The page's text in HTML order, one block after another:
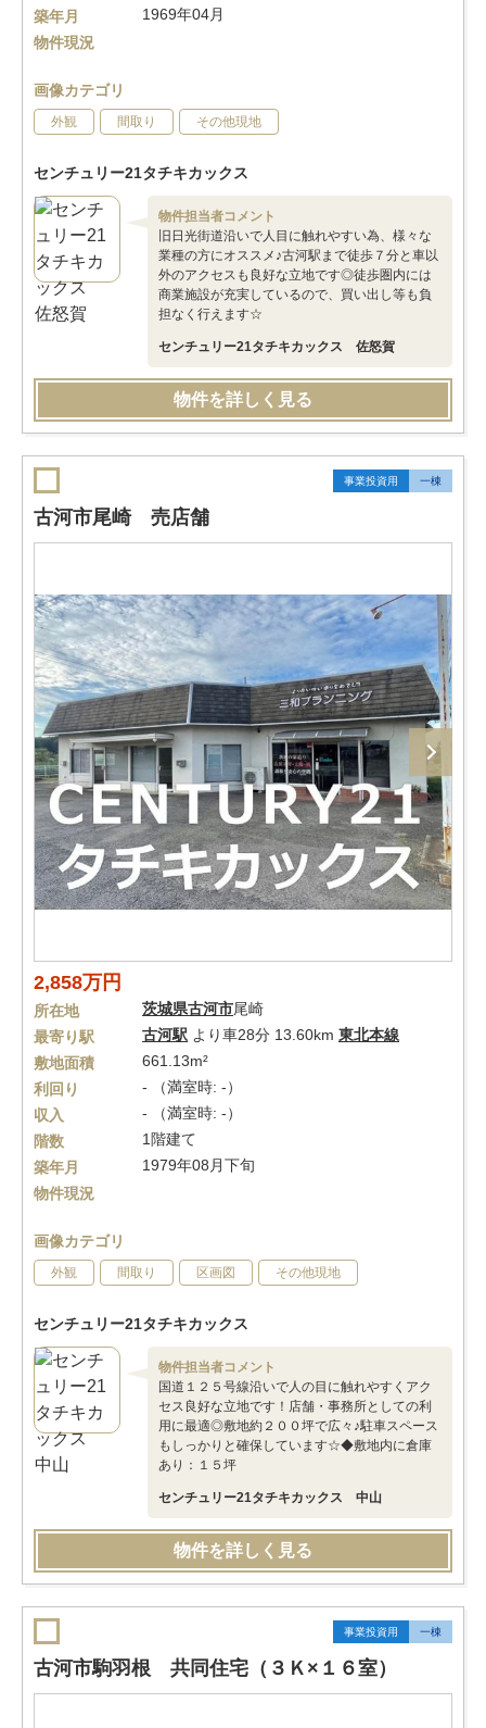
築年月
1969年04月
物件現況
画像カテゴリ
外観 間取り その他現地
センチュリー21タチキカックス
物件担当者コメント
旧日光街道沿いで人目に触れやすい為、様々な
業種の方にオススメ♪古河駅まで徒歩７分と車以
外のアクセスも良好な立地です◎徒歩圏内には
商業施設が充実しているので、買い出し等も負
担なく行えます☆
センチュリー21タチキカックス 佐怒賀
物件を詳しく見る
事業投資用 一棟
古河市尾崎 売店舗
2,858万円
所在地 茨城県古河市尾崎
最寄り駅
古河駅 より車28分 13.60km 東北本線
敷地面積
661.13m²
利回り
- （満室時: -）
収入
- （満室時: -）
階数
1階建て
築年月
1979年08月下旬
物件現況
画像カテゴリ
外観 間取り 区画図 その他現地
センチュリー21タチキカックス
物件担当者コメント
国道１２５号線沿いで人の目に触れやすくアク
セス良好な立地です！店舗・事務所としての利
用に最適◎敷地約２００坪で広々♪駐車スペース
もしっかりと確保しています☆◆敷地内に倉庫
あり：１５坪
センチュリー21タチキカックス 中山
物件を詳しく見る
事業投資用 一棟
古河市駒羽根 共同住宅（３Ｋ×１６室）